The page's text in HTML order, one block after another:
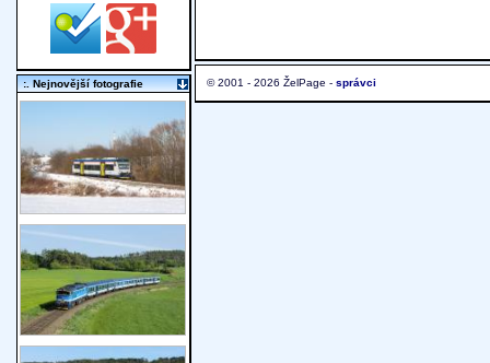
© 2001 - 2026 ŽelPage - správci
:. Nejnovější fotografie